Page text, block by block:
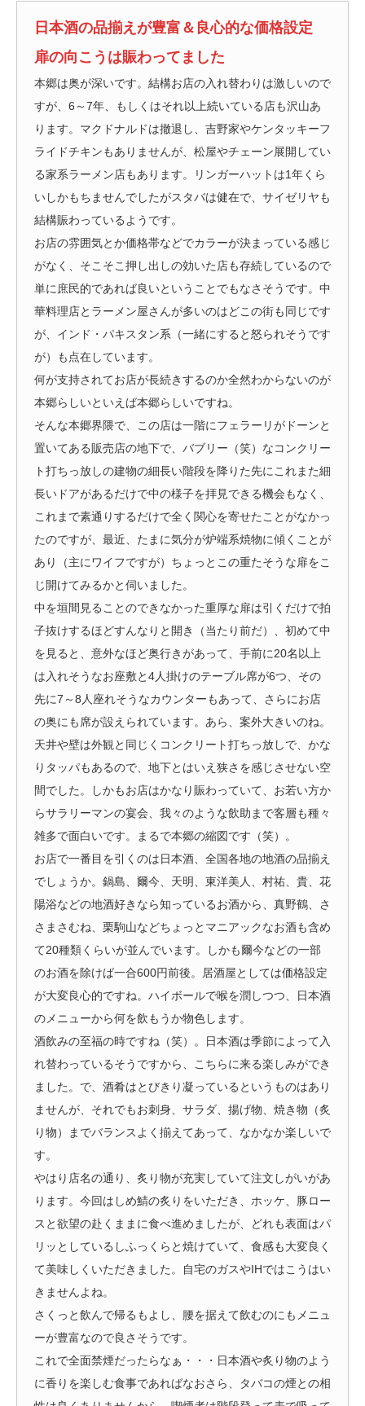
日本酒の品揃えが豊富＆良心的な価格設定
扉の向こうは賑わってました
本郷は奥が深いです。結構お店の入れ替わりは激しいので
すが、6～7年、もしくはそれ以上続いている店も沢山あ
ります。マクドナルドは撤退し、吉野家やケンタッキーフ
ライドチキンもありませんが、松屋やチェーン展開してい
る家系ラーメン店もあります。リンガーハットは1年くら
いしかもちませんでしたがスタバは健在で、サイゼリヤも
結構賑わっているようです。
お店の雰囲気とか価格帯などでカラーが決まっている感じ
がなく、そこそこ押し出しの効いた店も存続しているので
単に庶民的であれば良いということでもなさそうです。中
華料理店とラーメン屋さんが多いのはどこの街も同じです
が、インド・パキスタン系（一緒にすると怒られそうです
が）も点在しています。
何が支持されてお店が長続きするのか全然わからないのが
本郷らしいといえば本郷らしいですね。
そんな本郷界隈で、この店は一階にフェラーリがドーンと
置いてある販売店の地下で、バブリー（笑）なコンクリー
ト打ちっ放しの建物の細長い階段を降りた先にこれまた細
長いドアがあるだけで中の様子を拝見できる機会もなく、
これまで素通りするだけで全く関心を寄せたことがなかっ
たのですが、最近、たまに気分が炉端系焼物に傾くことが
あり（主にワイフですが）ちょっとこの重たそうな扉をこ
じ開けてみるかと伺いました。
中を垣間見ることのできなかった重厚な扉は引くだけで拍
子抜けするほどすんなりと開き（当たり前だ）、初めて中
を見ると、意外なほど奥行きがあって、手前に20名以上
は入れそうなお座敷と4人掛けのテーブル席が6つ、その
先に7～8人座れそうなカウンターもあって、さらにお店
の奥にも席が設えられています。あら、案外大きいのね。
天井や壁は外観と同じくコンクリート打ちっ放しで、かな
りタッパもあるので、地下とはいえ狭さを感じさせない空
間でした。しかもお店はかなり賑わっていて、お若い方か
らサラリーマンの宴会、我々のような飲助まで客層も種々
雑多で面白いです。まるで本郷の縮図です（笑）。
お店で一番目を引くのは日本酒、全国各地の地酒の品揃え
でしょうか。鍋島、爾今、天明、東洋美人、村祐、貴、花
陽浴などの地酒好きなら知っているお酒から、真野鶴、さ
さまさむね、栗駒山などちょっとマニアックなお酒も含め
て20種類くらいが並んでいます。しかも爾今などの一部
のお酒を除けば一合600円前後。居酒屋としては価格設定
が大変良心的ですね。ハイボールで喉を潤しつつ、日本酒
のメニューから何を飲もうか物色します。
酒飲みの至福の時ですね（笑）。日本酒は季節によって入
れ替わっているそうですから、こちらに来る楽しみができ
ました。で、酒肴はとびきり凝っているというものはあり
ませんが、それでもお刺身、サラダ、揚げ物、焼き物（炙
り物）までバランスよく揃えてあって、なかなか楽しいで
す。
やはり店名の通り、炙り物が充実していて注文しがいがあ
ります。今回はしめ鯖の炙りをいただき、ホッケ、豚ロー
スと欲望の赴くままに食べ進めましたが、どれも表面はパ
リッとしているしふっくらと焼けていて、食感も大変良く
て美味しくいただきました。自宅のガスやIHではこうはい
きませんよね。
さくっと飲んで帰るもよし、腰を据えて飲むのにもメニュ
ーが豊富なので良さそうです。
これで全面禁煙だったらなぁ・・・日本酒や炙り物のよう
に香りを楽しむ食事であればなおさら、タバコの煙との相